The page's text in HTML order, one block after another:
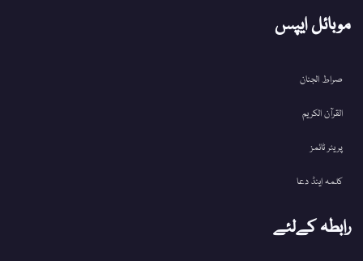
موبائل ایپس
صراط الجنان
القرآن الکریم
پریئر ٹائمز
کلمہ اینڈ دعا
رابطہ کےلئے